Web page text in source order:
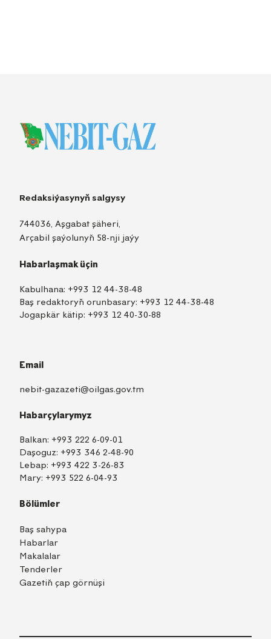
Redaksiýasynyň salgysy
744036, Aşgabat şäheri,
Arçabil şaýolunyň 58-nji jaýy
Habarlaşmak üçin
Kabulhana: +993 12 44-38-48
Baş redaktoryň orunbasary: +993 12 44-38-48
Jogapkär kätip: +993 12 40-30-88
Email
nebit-gazazeti@oilgas.gov.tm
Habarçylarymyz
Balkan: +993 222 6-09-01
Daşoguz: +993 346 2-48-90
Lebap: +993 422 3-26-83
Mary: +993 522 6-04-93
Bölümler
Baş sahypa
Habarlar
Makalalar
Tenderler
Gazetiň çap görnüşi